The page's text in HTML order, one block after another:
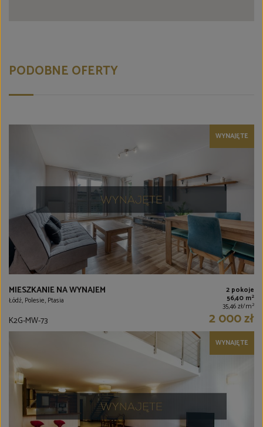
PODOBNE OFERTY
WYNAJĘTE
MIESZKANIE NA WYNAJEM
Łódź, Polesie, Ptasia
2 pokoje
56,40 m2
35,46 zł/m2
K2G-MW-73 2 000 zł
WYNAJĘTE